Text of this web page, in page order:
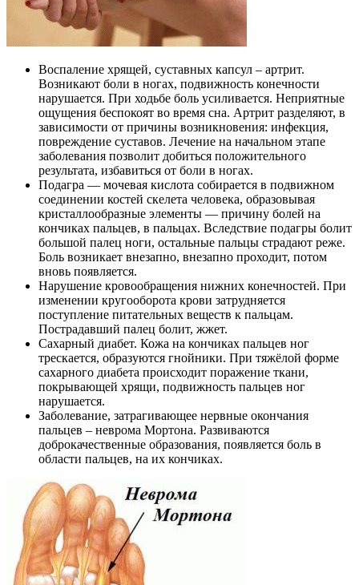
Воспаление хрящей, суставных капсул – артрит.
Возникают боли в ногах, подвижность конечности
нарушается. При ходьбе боль усиливается. Неприятные
ощущения беспокоят во время сна. Артрит разделяют, в
зависимости от причины возникновения: инфекция,
повреждение суставов. Лечение на начальном этапе
заболевания позволит добиться положительного
результата, избавиться от боли в ногах.
Подагра — мочевая кислота собирается в подвижном
соединении костей скелета человека, образовывая
кристаллообразные элементы — причину болей на
кончиках пальцев, в пальцах. Вследствие подагры болит
большой палец ноги, остальные пальцы страдают реже.
Боль возникает внезапно, внезапно проходит, потом
вновь появляется.
Нарушение кровообращения нижних конечностей. При
изменении кругооборота крови затрудняется
поступление питательных веществ к пальцам.
Пострадавший палец болит, жжет.
Сахарный диабет. Кожа на кончиках пальцев ног
трескается, образуются гнойники. При тяжёлой форме
сахарного диабета происходит поражение ткани,
покрывающей хрящи, подвижность пальцев ног
нарушается.
Заболевание, затрагивающее нервные окончания
пальцев – неврома Мортона. Развиваются
доброкачественные образования, появляется боль в
области пальцев, на их кончиках.